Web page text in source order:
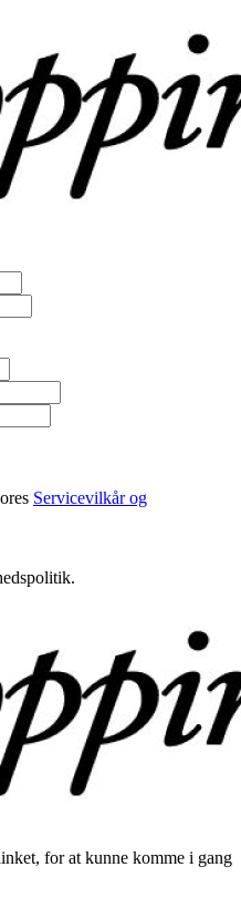
Servicevilkår og
for at kunne komme i gang